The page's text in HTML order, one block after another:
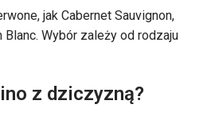
jak Cabernet Sauvignon,
Blanc. Wybór zależy od rodzaju
z dziczyzną?